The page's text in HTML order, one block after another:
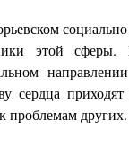
этой сферы.
сердца приходят
проблемам других.